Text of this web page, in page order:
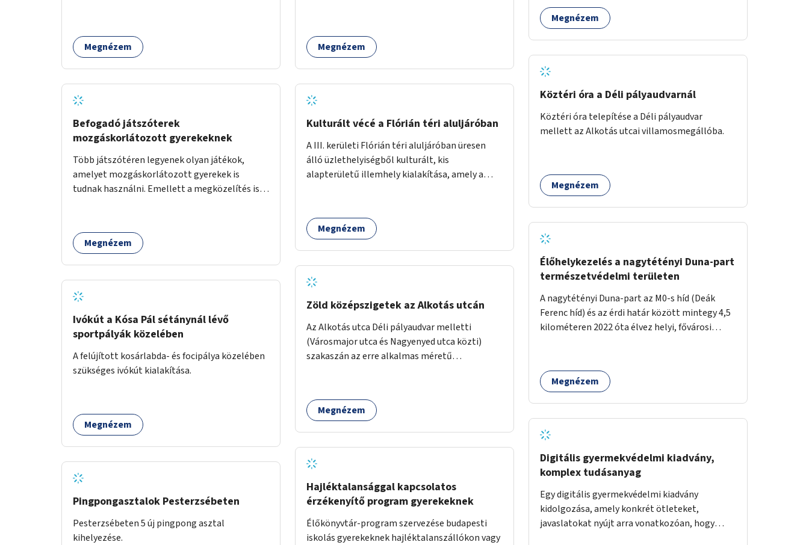
Megnézem
Befogadó játszóterek
mozgáskorlátozott gyerekeknek
Több játszótéren legyenek olyan játékok,
amelyet mozgáskorlátozott gyerekek is
tudnak használni. Emellett a megközelítés is
Megnézem
Ivókút a Kósa Pál sétánynál lévő
sportpályák közelében
A felújított kosárlabda- és focipálya közelében
szükséges ivókút kialakítása.
Megnézem
Pingpongasztalok Pesterzsébeten
Pesterzsébeten 5 új pingpong asztal
kihelyezése.
Megnézem
Kulturált vécé a Flórián téri aluljáróban
A III. kerületi Flórián téri aluljáróban üresen
álló üzlethelyiségből kulturált, kis
alapterületű illemhely kialakítása, amely a
Megnézem
Zöld középszigetek az Alkotás utcán
Az Alkotás utca Déli pályaudvar melletti
(Városmajor utca és Nagyenyed utca közti)
szakaszán az erre alkalmas méretű
Megnézem
Hajléktalansággal kapcsolatos
érzékenyítő program gyerekeknek
Élőkönyvtár-program szervezése budapesti
iskolás gyerekeknek hajléktalanszállókon vagy
Megnézem
Köztéri óra a Déli pályaudvarnál
Köztéri óra telepítése a Déli pályaudvar
mellett az Alkotás utcai villamosmegállóba.
Megnézem
Élőhelykezelés a nagytétényi Duna-part
természetvédelmi területen
A nagytétényi Duna-part az M0-s híd (Deák
Ferenc híd) és az érdi határ között mintegy 4,5
kilométeren 2022 óta élvez helyi, fővárosi
fajok ritkítását, visszaszorítását.
Megnézem
Digitális gyermekvédelmi kiadvány,
komplex tudásanyag
Egy digitális gyermekvédelmi kiadvány
kidolgozása, amely konkrét ötleteket,
javaslatokat nyújt arra vonatkozóan, hogy